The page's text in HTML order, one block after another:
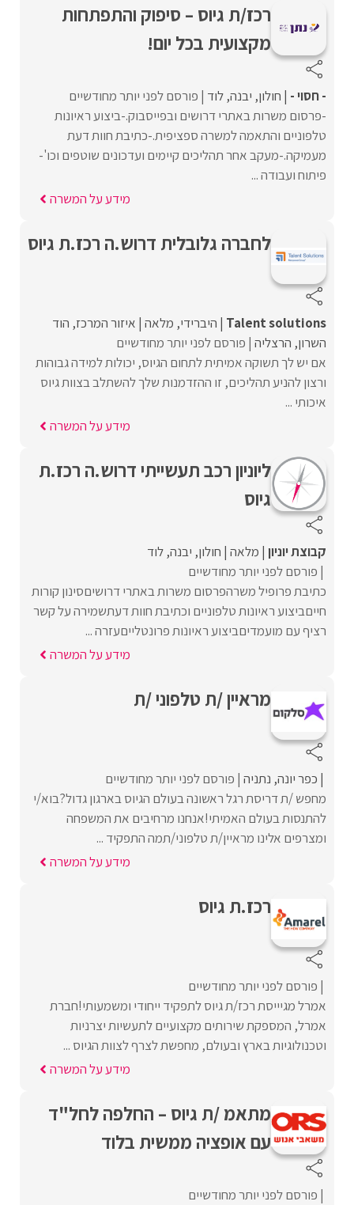
רכז/ת גיוס – סיפוק והתפתחות
מקצועית בכל יום!
- חסוי - חולון יבנה לוד פורסם לפני יותר מחודשיים
-פרסום משרות באתרי דרושים ובפייסבוק.-ביצוע ראיונות
טלפוניים והתאמה למשרה ספציפית.-כתיבת חוות דעת
מעמיקה.-מעקב אחר תהליכים קיימים ועדכונים שוטפים וכו'-
פיתוח ועבודה ...
מידע על המשרה
לחברה גלובלית דרוש.ה רכז.ת גיוס
Talent solutions היברידי מלאה איזור המרכז הוד
השרון הרצליה פורסם לפני יותר מחודשיים
אם יש לך תשוקה אמיתית לתחום הגיוס, יכולות למידה גבוהות
ורצון להניע תהליכים, זו ההזדמנות שלך להשתלב בצוות גיוס
איכותי ...
מידע על המשרה
ליוניון רכב תעשייתי דרוש.ה רכז.ת
גיוס
קבוצת יוניון מלאה חולון יבנה לוד
פורסם לפני יותר מחודשיים
כתיבת פרופיל משרהפרסום משרות באתרי דרושיםסינון קורות
חייםביצוע ראיונות טלפוניים וכתיבת חוות דעתשמירה על קשר
רציף עם מועמדיםביצוע ראיונות פרונטלייםעזרה ...
מידע על המשרה
מראיין /ת טלפוני /ת
כפר יונה נתניה פורסם לפני יותר מחודשיים
מחפש /ת דריסת רגל ראשונה בעולם הגיוס בארגון גדול?בוא/י
להתנסות בעולם האמיתי!אנחנו מרחיבים את המשפחה
ומצרפים אלינו מראיין/ת טלפוני/תמה התפקיד ...
מידע על המשרה
רכז.ת גיוס
פורסם לפני יותר מחודשיים
אמרל מגיייסת רכז/ת גיוס לתפקיד ייחודי ומשמעותי!חברת
אמרל, המספקת שירותים מקצועיים לתעשיות יצרניות
וטכנולוגיות בארץ ובעולם, מחפשת לצרף לצוות הגיוס ...
מידע על המשרה
מתאמ /ת גיוס – החלפה לחל"ד
עם אופציה ממשית בלוד
פורסם לפני יותר מחודשיים